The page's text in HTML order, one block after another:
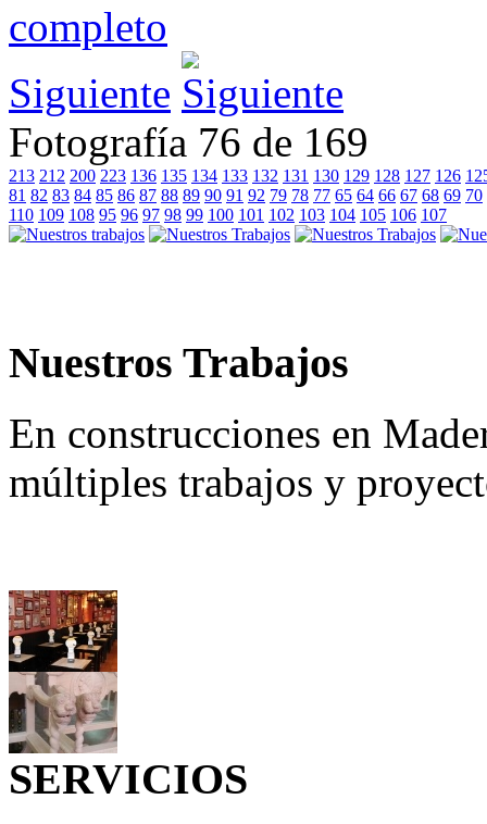
Siguiente
Fotografía 76 de 169
213 212 200 223 136 135 134 133 132 131 130 129 128 127 126
81 82 83 84 85 86 87 88 89 90 91 92 79 78 77 65 64 66 67 68 69 70
110 109 108 95 96 97 98 99 100 101 102 103 104 105 106 107
Nuestros Trabajos
En construcciones en
múltiples trabajos y
SERVICIOS